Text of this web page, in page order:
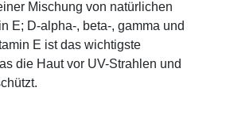
Mischung von natürlichen
E; D-alpha-, beta-, gamma und
E ist das wichtigste
die Haut vor UV-Strahlen und